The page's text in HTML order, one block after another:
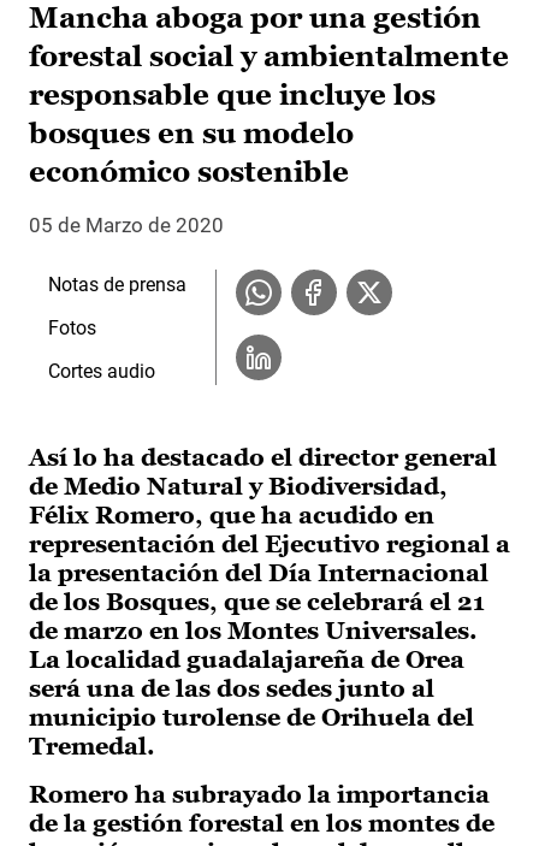
Mancha aboga por una gestión
forestal social y ambientalmente
responsable que incluye los
bosques en su modelo
económico sostenible
05 de Marzo de 2020
Así lo ha destacado el director general
de Medio Natural y Biodiversidad,
Félix Romero, que ha acudido en
representación del Ejecutivo regional a
la presentación del Día Internacional
de los Bosques, que se celebrará el 21
de marzo en los Montes Universales.
La localidad guadalajareña de Orea
será una de las dos sedes junto al
municipio turolense de Orihuela del
Tremedal.
Romero ha subrayado la importancia
de la gestión forestal en los montes de
Notas de prensa
Fotos
Cortes audio